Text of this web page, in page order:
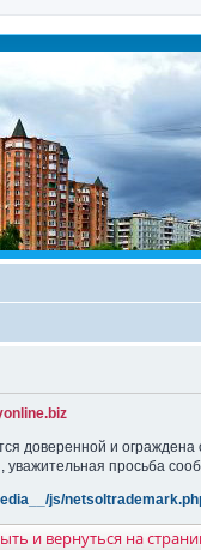
доверенной и
уважительная просьба
js/
и вернуться на